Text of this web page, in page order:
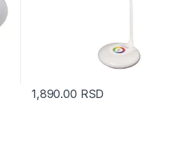
1,890.00 RSD